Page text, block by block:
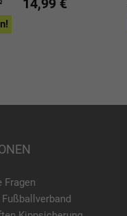
14,99 €
Fragen